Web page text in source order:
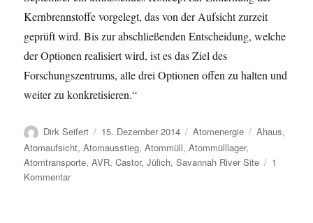
Kernbrennstoffe vorgelegt, das von der Aufsicht zurzeit
geprüft wird. Bis zur abschließenden Entscheidung, welche
der Optionen realisiert wird, ist es das Ziel des
Forschungszentrums, alle drei Optionen offen zu halten und
weiter zu konkretisieren.“
Autor
Dirk Seifert
Veröffentlicht
am
15. Dezember 2014 Kategorien
Atomenergie Schlagwörter
Ahaus,
Atomaufsicht,Atomausstieg,Atommüll,Atommülllager,
Atomtransporte,AVR,Castor,Jülich,Savannah River Site
1
Kommentarzu